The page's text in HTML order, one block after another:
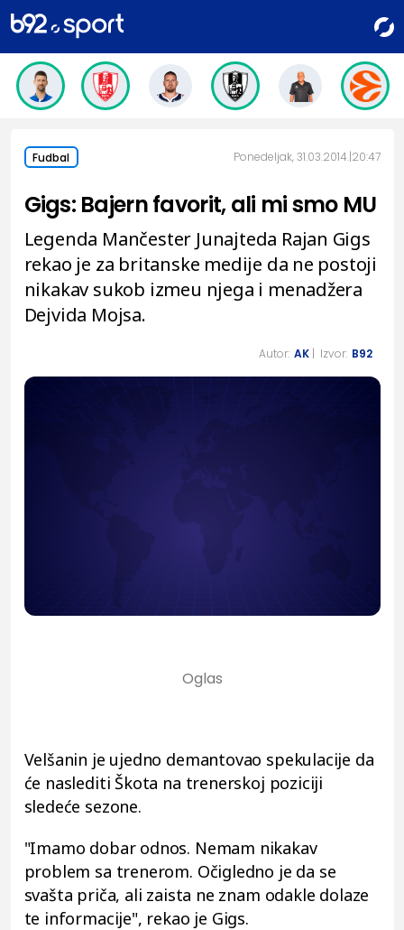
Fudbal Ponedeljak, 31.03.2014. 20:47
Gigs: Bajern favorit, ali mi smo MU
Legenda Mančester Junajteda Rajan Gigs
rekao je za britanske medije da ne postoji
nikakav sukob izmeu njega i menadžera
Dejvida Mojsa.
Autor: AK| Izvor: B92
Velšanin je ujedno demantovao spekulacije da
će naslediti Škota na trenerskoj poziciji
sledeće sezone.
"Imamo dobar odnos. Nemam nikakav
problem sa trenerom. Očigledno je da se
svašta priča, ali zaista ne znam odakle dolaze
te informacije", rekao je Gigs.